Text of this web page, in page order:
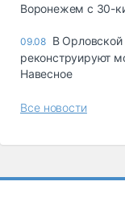
Воронежем с 30-
09.08 В Орловской
реконструируют
Навесное
Все новости